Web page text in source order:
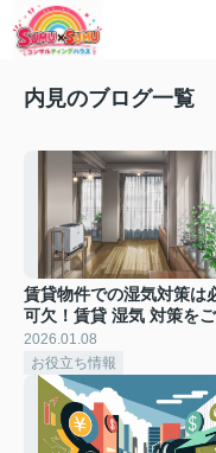
内見のブログ一覧
賃貸物件での湿気対策は
可欠！賃貸 湿気 対策を
2026.01.08
お役立ち情報